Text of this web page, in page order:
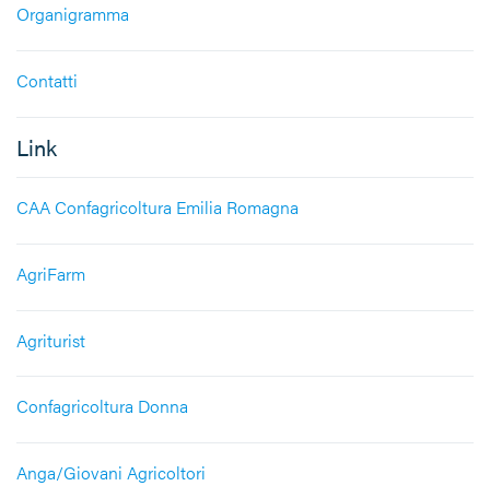
Organigramma
Contatti
Link
CAA Confagricoltura Emilia Romagna
AgriFarm
Agriturist
Confagricoltura Donna
Anga/Giovani Agricoltori